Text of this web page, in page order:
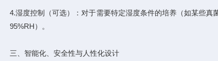
4.湿度控制（可选）：对于需要特定湿度条件的培养（如某些
95%RH）。
三、智能化、安全性与人性化设计